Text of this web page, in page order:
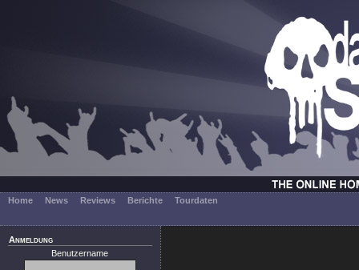
Home News Reviews Berichte Tourdaten
Anmeldung
Benutzername